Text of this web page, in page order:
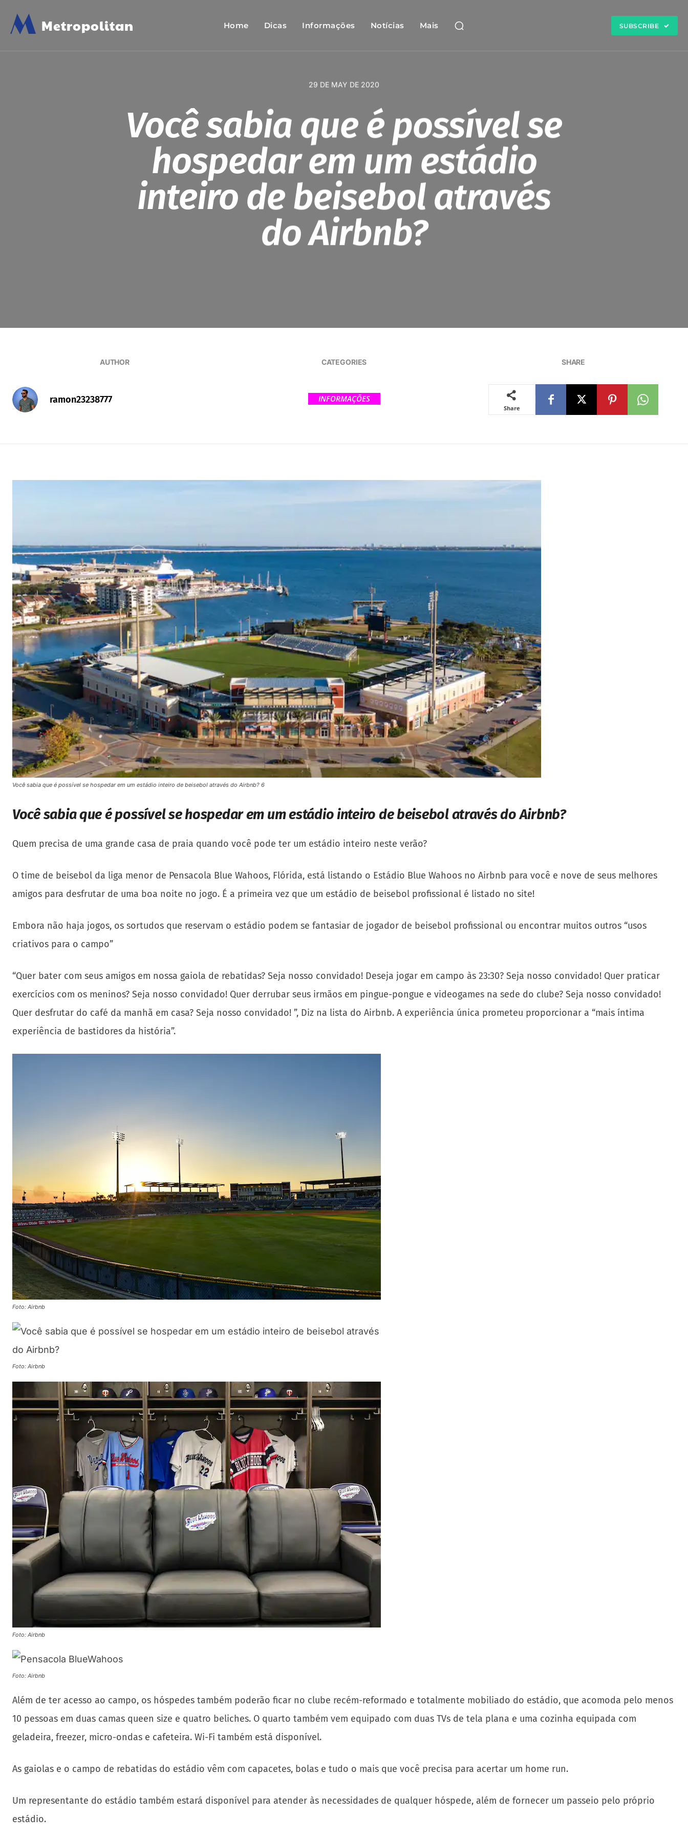
M Metropolitan Home Dicas Informações Notícias Mais SUBSCRIBE
29 DE MAY DE 2020
Você sabia que é possível se
hospedar em um estádio
inteiro de beisebol através
do Airbnb?
AUTHOR
ramon23238777
CATEGORIES
INFORMAÇÕES
SHARE
Share
Você sabia que é possível se hospedar em um estádio inteiro de beisebol através do Airbnb? 6
Você sabia que é possível se hospedar em um estádio inteiro de beisebol através do Airbnb?
Quem precisa de uma grande casa de praia quando você pode ter um estádio inteiro neste verão?
O time de beisebol da liga menor de Pensacola Blue Wahoos, Flórida, está listando o Estádio Blue Wahoos no Airbnb para você e nove de seus melhores
amigos para desfrutar de uma boa noite no jogo. É a primeira vez que um estádio de beisebol profissional é listado no site!
Embora não haja jogos, os sortudos que reservam o estádio podem se fantasiar de jogador de beisebol profissional ou encontrar muitos outros “usos
criativos para o campo”
“Quer bater com seus amigos em nossa gaiola de rebatidas? Seja nosso convidado! Deseja jogar em campo às 23:30? Seja nosso convidado! Quer praticar
exercícios com os meninos? Seja nosso convidado! Quer derrubar seus irmãos em pingue-pongue e videogames na sede do clube? Seja nosso convidado!
Quer desfrutar do café da manhã em casa? Seja nosso convidado! ”, Diz na lista do Airbnb. A experiência única prometeu proporcionar a “mais íntima
experiência de bastidores da história”.
Foto: Airbnb
Foto: Airbnb
Foto: Airbnb
Foto: Airbnb
Além de ter acesso ao campo, os hóspedes também poderão ficar no clube recém-reformado e totalmente mobiliado do estádio, que acomoda pelo menos
10 pessoas em duas camas queen size e quatro beliches. O quarto também vem equipado com duas TVs de tela plana e uma cozinha equipada com
geladeira, freezer, micro-ondas e cafeteira. Wi-Fi também está disponível.
As gaiolas e o campo de rebatidas do estádio vêm com capacetes, bolas e tudo o mais que você precisa para acertar um home run.
Um representante do estádio também estará disponível para atender às necessidades de qualquer hóspede, além de fornecer um passeio pelo próprio
estádio.